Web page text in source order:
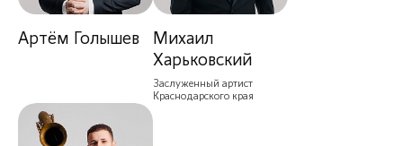
Артём Голышев
Михаил
Харьковский
Заслуженный артист
Краснодарского края